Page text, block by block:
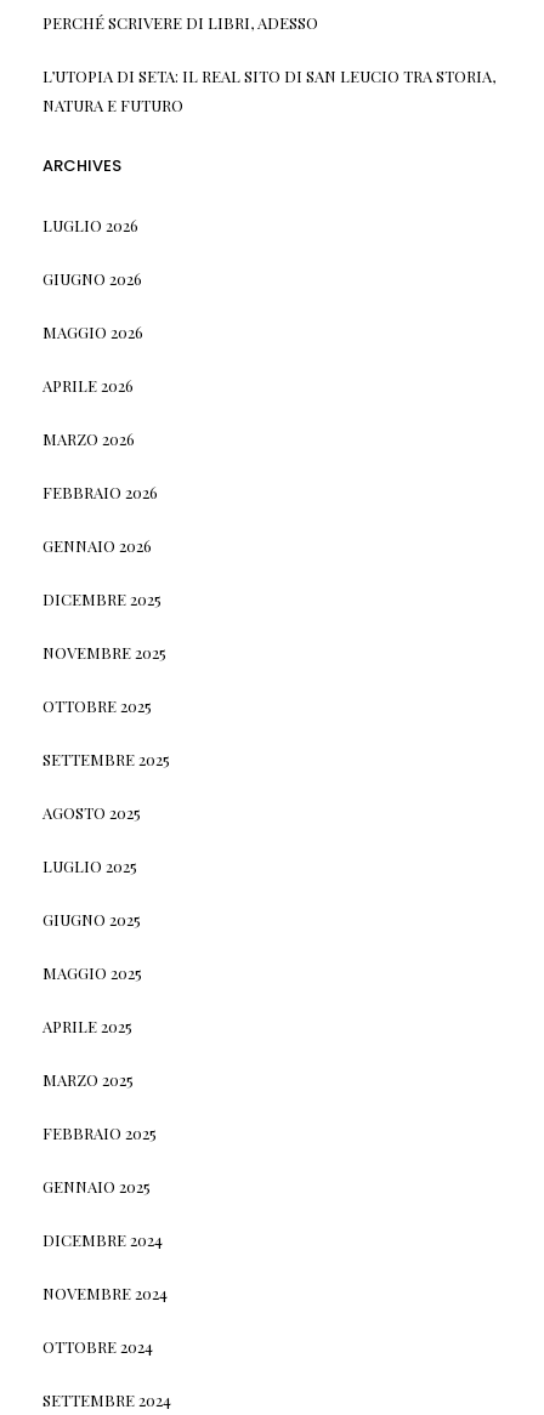
PERCHÉ SCRIVERE DI LIBRI, ADESSO
L’UTOPIA DI SETA: IL REAL SITO DI SAN LEUCIO TRA STORIA,
NATURA E FUTURO
ARCHIVES
LUGLIO 2026
GIUGNO 2026
MAGGIO 2026
APRILE 2026
MARZO 2026
FEBBRAIO 2026
GENNAIO 2026
DICEMBRE 2025
NOVEMBRE 2025
OTTOBRE 2025
SETTEMBRE 2025
AGOSTO 2025
LUGLIO 2025
GIUGNO 2025
MAGGIO 2025
APRILE 2025
MARZO 2025
FEBBRAIO 2025
GENNAIO 2025
DICEMBRE 2024
NOVEMBRE 2024
OTTOBRE 2024
SETTEMBRE 2024